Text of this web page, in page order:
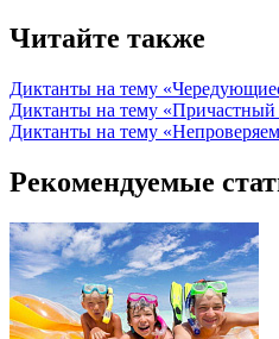
Читайте также
Диктанты на тему
Диктанты на тему «Причастный
Диктанты на тему
Рекомендуемые